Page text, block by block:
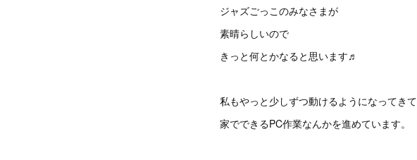
ジャズごっこのみなさまが
素晴らしいので
きっと何とかなると思います♬
私もやっと少しずつ動けるようになってきて
家でできるPC作業なんかを進めています。